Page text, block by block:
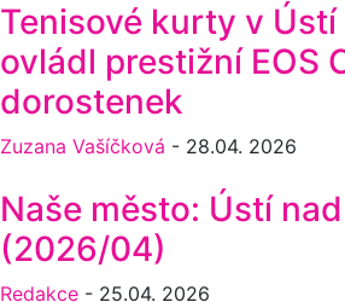
Tenisové kurty v
ovládl prestižní EOS
dorostenek
Zuzana Vašíčková - 28.04. 2026
Naše město: Ústí
(2026/04)
Redakce - 25.04. 2026